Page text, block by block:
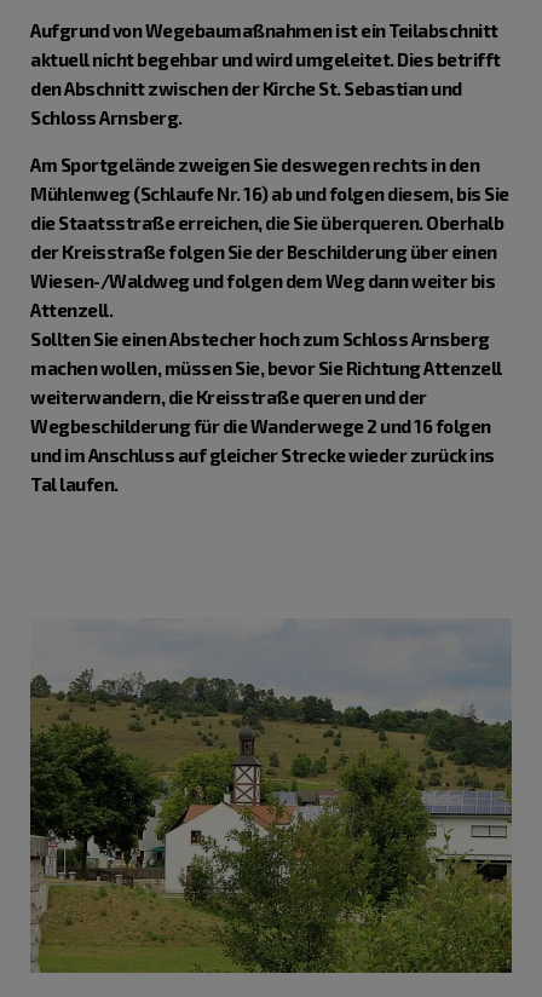
Aufgrund von Wegebaumaßnahmen ist ein Teilabschnitt
aktuell nicht begehbar und wird umgeleitet. Dies betrifft
den Abschnitt zwischen der Kirche St. Sebastian und
Schloss Arnsberg.
Am Sportgelände zweigen Sie deswegen rechts in den
Mühlenweg (Schlaufe Nr. 16) ab und folgen diesem, bis Sie
die Staatsstraße erreichen, die Sie überqueren. Oberhalb
der Kreisstraße folgen Sie der Beschilderung über einen
Wiesen-/Waldweg und folgen dem Weg dann weiter bis
Attenzell.
Sollten Sie einen Abstecher hoch zum Schloss Arnsberg
machen wollen, müssen Sie, bevor Sie Richtung Attenzell
weiterwandern, die Kreisstraße queren und der
Wegbeschilderung für die Wanderwege 2 und 16 folgen
und im Anschluss auf gleicher Strecke wieder zurück ins
Tal laufen.